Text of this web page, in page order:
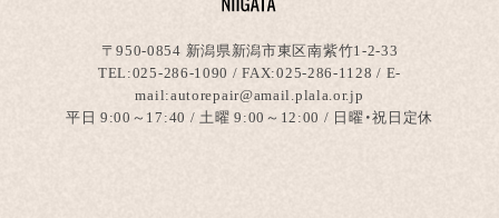
〒950-0854 新潟県新潟市東区南紫竹1-2-33
TEL:025-286-1090 / FAX:025-286-1128 / E-
mail:autorepair@amail.plala.or.jp
平日 9:00～17:40 / 土曜 9:00～12:00 / 日曜・祝日定休